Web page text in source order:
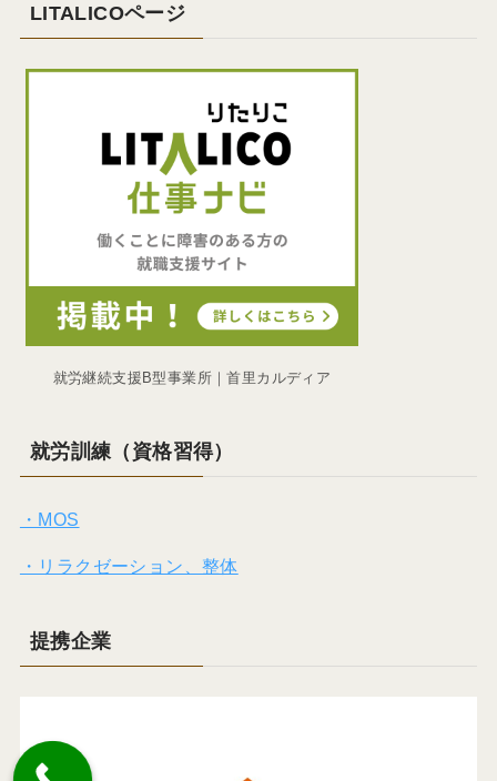
LITALICOページ
就労継続支援B型事業所｜首里カルディア
就労訓練（資格習得）
・MOS
・リラクゼーション、整体
提携企業